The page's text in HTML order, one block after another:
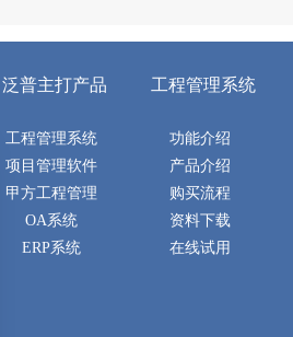
泛普主打产品
工程管理系统
项目管理软件
甲方工程管理
OA系统
ERP系统
工程管理系统
功能介绍
产品介绍
购买流程
资料下载
在线试用